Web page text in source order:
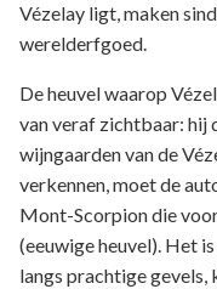
Vézelay ligt, maken
werelderfgoed.
De heuvel waarop
van veraf zichtbaar: hij
wijngaarden van de
verkennen, moet de
Mont-Scorpion die
(eeuwige heuvel). Het
langs prachtige gevels,